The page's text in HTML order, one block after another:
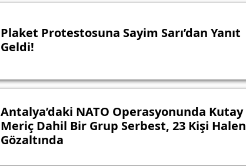
Plaket Protestosuna Sayim Sarı’dan Yanıt
Geldi!
Antalya’daki NATO Operasyonunda Kutay
Meriç Dahil Bir Grup Serbest, 23 Kişi Halen
Gözaltında